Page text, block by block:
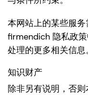
本网站上的某些服
firmendich 隐私政
处理的更多相关信息。
知识财产
除非另有说明，否